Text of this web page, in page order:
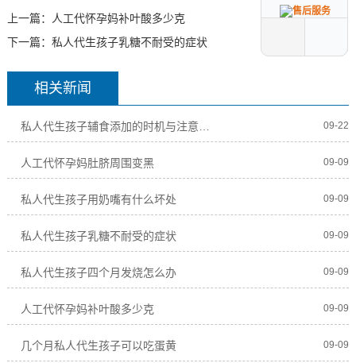
上一篇：
人工代怀孕妈补叶酸多少克
下一篇： 私人代生孩子乳糖不耐受的症状
相关新闻
09-22
人工代怀孕妈肚脐周围变黑 09-09
私人代生孩子用奶嘴有什么坏处 09-09
私人代生孩子乳糖不耐受的症状 09-09
私人代生孩子四个月发烧怎么办 09-09
人工代怀孕妈补叶酸多少克 09-09
几个月私人代生孩子可以吃蛋黄 09-09